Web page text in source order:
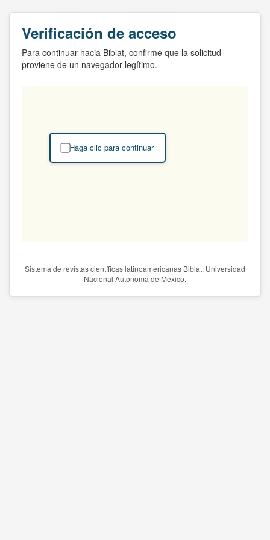
Verificación de acceso
Para continuar hacia Biblat, confirme que la solicitud
proviene de un navegador legítimo.
Haga clic para continuar
Sistema de revistas científicas latinoamericanas Biblat. Universidad
Nacional Autónoma de México.